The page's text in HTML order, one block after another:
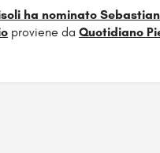
ha nominato
proviene da Quotidiano